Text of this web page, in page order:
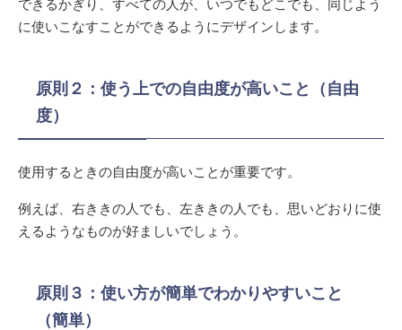
できるかぎり、すべての人が、いつでもどこでも、同じよう
に使いこなすことができるようにデザインします。
原則２：使う上での自由度が高いこと（自由
度）
使用するときの自由度が高いことが重要です。
例えば、右ききの人でも、左ききの人でも、思いどおりに使
えるようなものが好ましいでしょう。
原則３：使い方が簡単でわかりやすいこと
（簡単）